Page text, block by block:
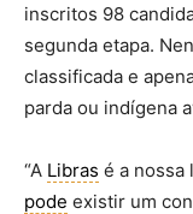
inscritos 98
segunda etapa.
classificada e
parda ou indígena
“A Libras é a nossa
pode existir um